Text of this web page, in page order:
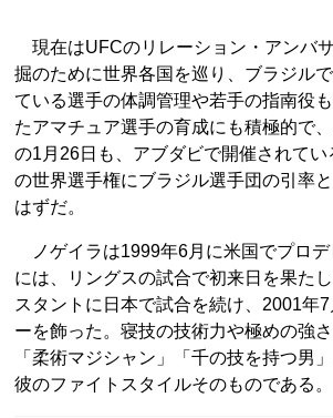
現在はUFCのリレーション・アンバ
掘のために世界各国を巡り、ブラジル
ている選手の体調管理や若手の指南役
たアマチュア選手の育成にも積極的で
の1月26日も、アブダビで開催されて
の世界選手権にブラジル選手団の引率
はずだ。
ノゲイラは1999年6月に米国でプロデ
には、リングスの試合で初来日を果た
スタントに日本で試合を続け、2001年
ーを飾った。寝技の技術力や極めの強
「柔術マジシャン」「千の技を持つ男
彼のファイトスタイルそのものである。